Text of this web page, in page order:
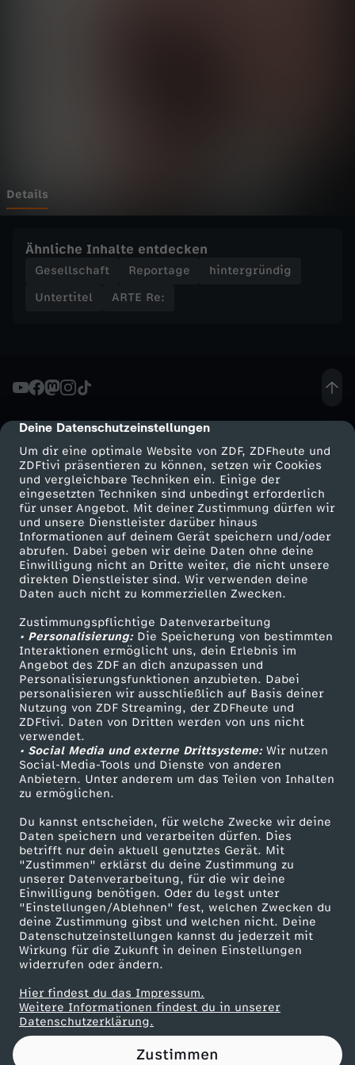
cmp-dialog-description
Deine Datenschutzeinstellungen
Um dir eine optimale Website von ZDF, ZDFheute und
ZDFtivi präsentieren zu können, setzen wir Cookies
und vergleichbare Techniken ein. Einige der
eingesetzten Techniken sind unbedingt erforderlich
für unser Angebot. Mit deiner Zustimmung dürfen wir
und unsere Dienstleister darüber hinaus
Informationen auf deinem Gerät speichern und/oder
abrufen. Dabei geben wir deine Daten ohne deine
Einwilligung nicht an Dritte weiter, die nicht unsere
direkten Dienstleister sind. Wir verwenden deine
Daten auch nicht zu kommerziellen Zwecken.
Zustimmungspflichtige Datenverarbeitung
• Personalisierung:Die Speicherung von bestimmten
Interaktionen ermöglicht uns, dein Erlebnis im
Angebot des ZDF an dich anzupassen und
Personalisierungsfunktionen anzubieten. Dabei
personalisieren wir ausschließlich auf Basis deiner
Nutzung von ZDF Streaming, der ZDFheute und
ZDFtivi. Daten von Dritten werden von uns nicht
verwendet.
• Social Media und externe Drittsysteme:Wir nutzen
Social-Media-Tools und Dienste von anderen
Anbietern. Unter anderem um das Teilen von Inhalten
zu ermöglichen.
Du kannst entscheiden, für welche Zwecke wir deine
Daten speichern und verarbeiten dürfen. Dies
betrifft nur dein aktuell genutztes Gerät. Mit
"Zustimmen" erklärst du deine Zustimmung zu
unserer Datenverarbeitung, für die wir deine
Einwilligung benötigen. Oder du legst unter
"Einstellungen/Ablehnen" fest, welchen Zwecken du
deine Zustimmung gibst und welchen nicht. Deine
Datenschutzeinstellungen kannst du jederzeit mit
Wirkung für die Zukunft in deinen Einstellungen
widerrufen oder ändern.
Hier findest du das Impressum.
Weitere Informationen findest du in unserer
Datenschutzerklärung.
Zustimmen
e
z
R
e
i
s
e
n
a
c
h
B
e
l
g
i
e
n
,
z
Details
Ähnliche Inhalte entdecken
Gesellschaft Reportage
hintergründig
Untertitel
ARTE Re:
Mehr ZDF
ZDF-Apps
Smart TV
ZDFtext
Livestreams
Sendungen A-Z
TV-Programm
Service
ZDFmitreden
Kontakt zum ZDF
Tickets
Zuschauerservice
Hilfe
ZDF Unternehmen
Karriere
ZDF goes Schule
Werbefernsehen
Mainzelmännchen
Partner